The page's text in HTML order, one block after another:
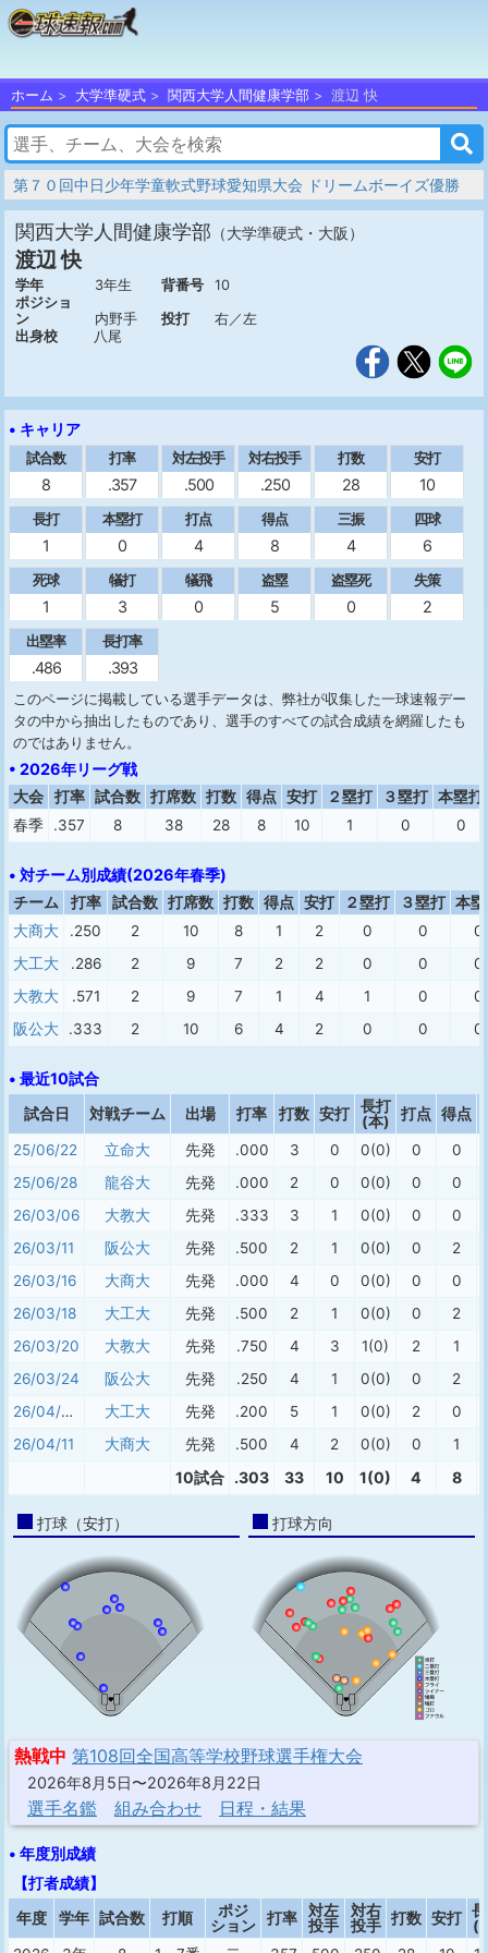
ホーム 大学準硬式 関西大学人間健康学部 渡辺 快
第７０回中日少年学童軟式野球愛知県大会 ドリームボーイズ優勝
関西大学人間健康学部 （大学準硬式・大阪）
渡辺 快
学年 3年生 背番号
10
ポジショ
ン
内野手 投打
右／左
出身校
八尾
• キャリア
試合数
8
打率
.357
対左投手
.500
対右投手
.250
打数
28
安打
10
長打
1
本塁打
0
打点
4
得点
8
三振
4
四球
6
死球
1
犠打
3
犠飛
0
盗塁
5
盗塁死
0
失策
2
出塁率
.486
長打率
.393
このページに掲載している選手データは、弊社が収集した一球速報デー
タの中から抽出したものであり、選手のすべての試合成績を網羅したも
のではありません。
• 2026年リーグ戦
大会 打率 試合数 打席数 打数 得点 安打 ２塁打 ３塁打 本塁打
春季
.357 8 38 28 8 10 1 0 0
• 対チーム別成績(2026年春季)
チーム 打率 試合数 打席数 打数 得点 安打 ２塁打 ３塁打 本
大商大
.250 2 10 8 1 2 0 0
0
大工大
.286 2 9 7 2 2 0 0
0
大教大
.571 2 9 7 1 4 1 0
0
阪公大
.333 2 10 6 4 2 0 0 0
• 最近10試合
試合日 対戦チーム 出場 打率 打数 安打
長打
(本)
打点 得点
25/06/22 立命大 先発 .000 3 0 0(0) 0
0
25/06/28
龍谷大 先発 .000 2 0 0(0) 0
0
26/03/06
大教大 先発 .333 3 1 0(0) 0
0
26/03/11
阪公大 先発 .500 2 1 0(0) 0
2
26/03/16
大商大 先発 .000 4 0 0(0) 0
0
26/03/18
大工大 先発 .500 2 1 0(0) 0
2
26/03/20
大教大 先発 .750 4 3 1(0) 2
1
26/03/24
阪公大 先発 .250 4 1 0(0) 0
2
26/04/03
大工大 先発 .200 5 1 0(0) 2
0
26/04/11
大商大 先発 .500 4 2 0(0) 0 1
10試合 .303 33 10 1(0) 4 8
打球（安打） 打球方向
熱戦中 第108回全国高等学校野球選手権大会
2026年8月5日〜2026年8月22日
選手名鑑 組み合わせ 日程・結果
• 年度別成績
【打者成績】
年度
学年 試合数 打順
ポジ
ション
打率
対左
投手
対右
投手 打数 安打
(